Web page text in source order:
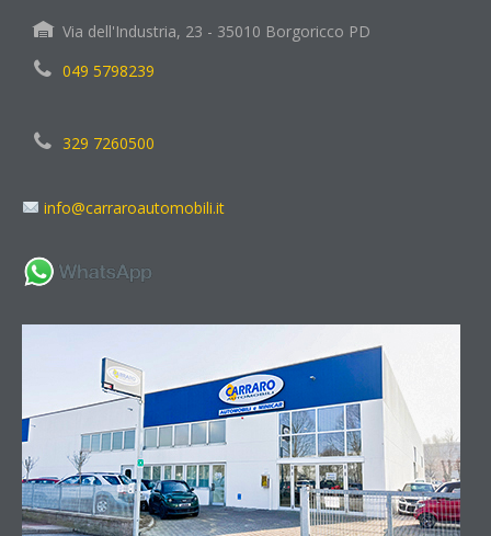
Via dell'Industria, 23 - 35010 Borgoricco PD
049 5798239
329 7260500
info@carraroautomobili.it